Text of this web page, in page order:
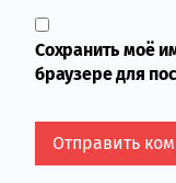
Сохранить моё
браузере для